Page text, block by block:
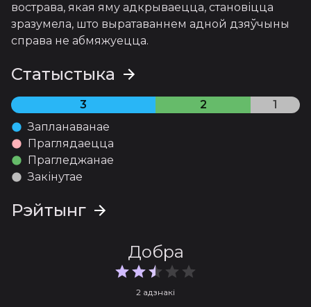
10 серыя
Апублікава 29.12.2021
Апублікава 30.12.2021
12 серыя
Апублікава 31.12.2021
вострава, якая яму адкрываецца, становіцца
зразумела, што выратаваннем адной дзяўчыны
справа не абмяжуецца.
Статыстыка
3 2
1
Запланаванае
Праглядаецца
Прагледжанае
Закінутае
Рэйтынг
Добра
2 адзнакі